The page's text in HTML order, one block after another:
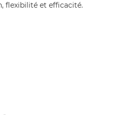
flexibilité et efficacité.